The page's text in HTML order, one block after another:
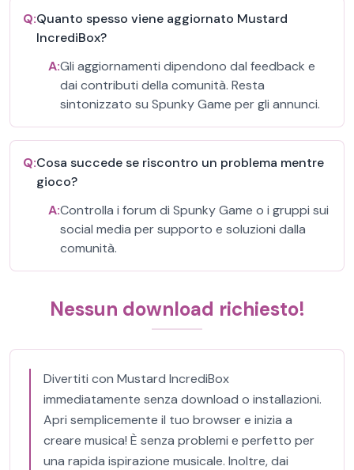
Q:Quanto spesso viene aggiornato Mustard
IncrediBox?
A:Gli aggiornamenti dipendono dal feedback e
dai contributi della comunità. Resta
sintonizzato su Spunky Game per gli annunci.
Q:Cosa succede se riscontro un problema mentre
gioco?
A:Controlla i forum di Spunky Game o i gruppi sui
social media per supporto e soluzioni dalla
comunità.
Nessun download richiesto!
Divertiti con Mustard IncrediBox
immediatamente senza download o installazioni.
Apri semplicemente il tuo browser e inizia a
creare musica! È senza problemi e perfetto per
una rapida ispirazione musicale. Inoltre, dai